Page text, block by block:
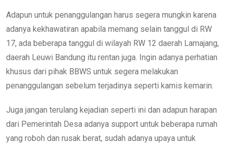
Adapun untuk penanggulangan harus segera mungkin karena
adanya kekhawatiran apabila memang selain tanggul di RW
17, ada beberapa tanggul di wilayah RW 12 daerah Lamajang,
daerah Leuwi Bandung itu rentan juga. Ingin adanya perhatian
khusus dari pihak BBWS untuk segera melakukan
penanggulangan sebelum terjadinya seperti kamis kemarin.
Juga jangan terulang kejadian seperti ini dan adapun harapan
dari Pemerintah Desa adanya support untuk beberapa rumah
yang roboh dan rusak berat, sudah adanya upaya untuk